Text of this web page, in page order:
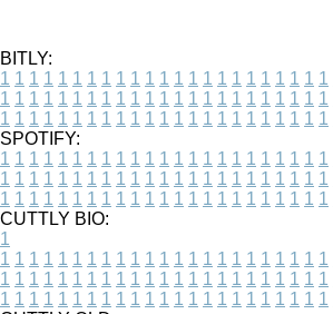
BITLY:
1 1 1 1 1 1 1 1 1 1 1 1 1 1 1 1 1 1 1 1 1 1 1
1 1 1 1 1 1 1 1 1 1 1 1 1 1 1 1 1 1 1 1 1 1 1
1 1 1 1 1 1 1 1 1 1 1 1 1 1 1 1 1 1 1 1 1 1 1
SPOTIFY:
1 1 1 1 1 1 1 1 1 1 1 1 1 1 1 1 1 1 1 1 1 1 1
1 1 1 1 1 1 1 1 1 1 1 1 1 1 1 1 1 1 1 1 1 1 1
1 1 1 1 1 1 1 1 1 1 1 1 1 1 1 1 1 1 1 1 1 1 1
CUTTLY BIO:
1
1 1 1 1 1 1 1 1 1 1 1 1 1 1 1 1 1 1 1 1 1 1 1
1 1 1 1 1 1 1 1 1 1 1 1 1 1 1 1 1 1 1 1 1 1 1
1 1 1 1 1 1 1 1 1 1 1 1 1 1 1 1 1 1 1 1 1 1 1